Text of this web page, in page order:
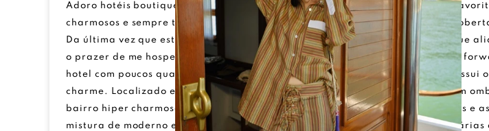
Adoro hotéis boutique. São pequenos,
charmosos e sempre te surpreendem com algo.
Da última vez que estive em Buenos Aires, tive
o prazer de me hospedar no Home Hotel. Um
hotel com poucos quartos, mas que esbanja
charme. Localizado em Palermo Hollywood,
bairro hiper charmoso de BAs, o Home é uma
mistura de moderno e […]
Uma das minhas lojas
Aqua. Ela foi uma
pela Carnaby Street, que
achados. Super fashion
bem ousado, a Aqua possui
ultrapassar limites. Com
transparências, recortes e
compõe coleções com várias